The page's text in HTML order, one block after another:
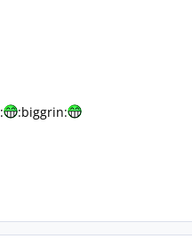
:biggrin: